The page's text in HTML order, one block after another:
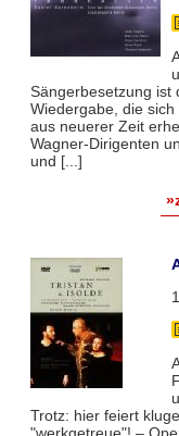
Sängerbesetzung ist
Wiedergabe, die
aus neuerer Zeit
Wagner-Dirigenten
und [...]
Trotz: hier feiert
"werkgetreue"! –